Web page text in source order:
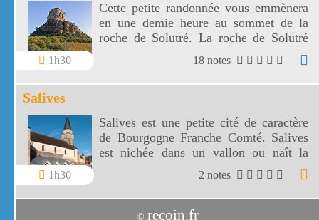
1h30
Cette petite randonnée vous emmènera
en une demie heure au sommet de la
roche de Solutré. La roche de Solutré
vous offrira un superbe panorama sur le
village de Solutré mais aussi sur celui
de Vergisson.
18 notes
Salives
1h30
Salives est une petite cité de caractère
de Bourgogne Franche Comté. Salives
est nichée dans un vallon ou naît la
2 notes
© recoin.fr